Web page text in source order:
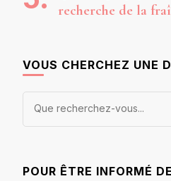
recherche de la
VOUS CHERCHEZ UNE
Vous
POUR ÊTRE INFORMÉ